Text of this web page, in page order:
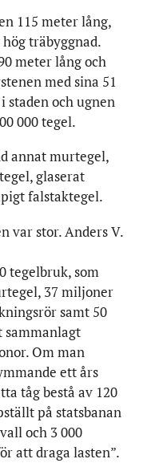
115 meter lång,
träbyggnad.
meter lång och
med sina 51
staden och ugnen
000 tegel.
annat murtegel,
glaserat
falstaktegel.
var stor. Anders V.
tegelbruk, som
37 miljoner
samt 50
Om man
ett års
tåg bestå av 120
på statsbanan
och 3 000
att draga lasten”.